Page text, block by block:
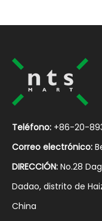
Teléfono: +86-20-
Correo electrónico:
DIRECCIÓN: No.28
Dadao, distrito de
China